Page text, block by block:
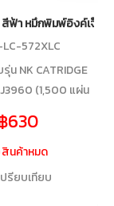
ะกันศูนย์บริการของ
ฟ้า หมึกพิมพ์อิงค์เจ็ทบ
572XLC
น NK CATRIDGE
(1,500 แผ่น
630
สินค้าหมด
ปรียบเทียบ